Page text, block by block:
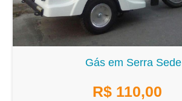
Gás em Serra Sede
R$ 110,00